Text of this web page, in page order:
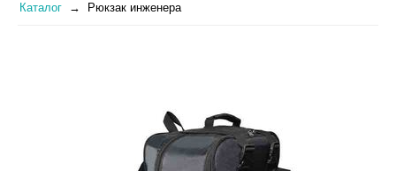
Каталог Рюкзак инженера